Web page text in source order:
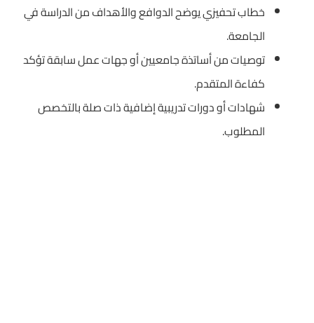
خطاب تحفيزي يوضح الدوافع والأهداف من الدراسة في
الجامعة.
توصيات من أساتذة جامعيين أو جهات عمل سابقة تؤكد
كفاءة المتقدم.
شهادات أو دورات تدريبية إضافية ذات صلة بالتخصص
المطلوب.